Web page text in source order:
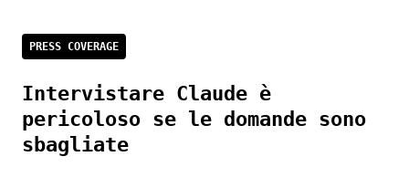
PRESS COVERAGE
Intervistare Claude è
pericoloso se le domande sono
sbagliate